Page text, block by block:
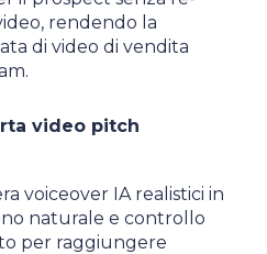
rendendo la
di video di vendita
video pitch
voiceover IA realistici in
naturale e controllo
per raggiungere